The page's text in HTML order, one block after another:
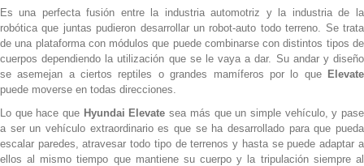
Es una perfecta fusión entre la industria automotriz y la industria de la
robótica que juntas pudieron desarrollar un robot-auto todo terreno. Se trata
de una plataforma con módulos que puede combinarse con distintos tipos de
cuerpos dependiendo la utilización que se le vaya a dar. Su andar y diseño
se asemejan a ciertos reptiles o grandes mamíferos por lo que Elevate
puede moverse en todas direcciones.
Lo que hace que Hyundai Elevatesea más que un simple vehículo, y pase
a ser un vehículo extraordinario es que se ha desarrollado para que pueda
escalar paredes, atravesar todo tipo de terrenos y hasta se puede adaptar a
ellos al mismo tiempo que mantiene su cuerpo y la tripulación siempre al